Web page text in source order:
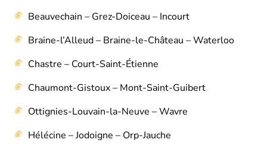
Beauvechain – Grez-Doiceau – Incourt
Braine-l’Alleud – Braine-le-Château – Waterloo
Chastre – Court-Saint-Étienne
Chaumont-Gistoux – Mont-Saint-Guibert
Ottignies-Louvain-la-Neuve – Wavre
Hélécine – Jodoigne – Orp-Jauche